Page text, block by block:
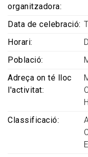
organitzadora
Data de celebració
Horari
Població
Adreça on té lloc
l'activitat
Classificació